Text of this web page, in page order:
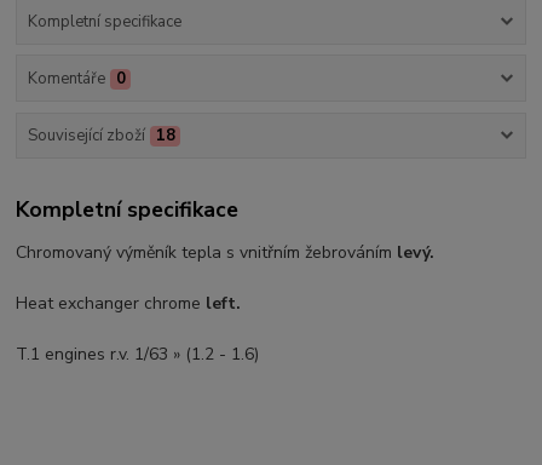
Kompletní specifikace
Komentáře 0
Související zboží 18
Kompletní specifikace
Chromovaný výměník tepla s vnitřním žebrováním levý.
Heat exchanger chrome left.
T.1 engines r.v. 1/63 » (1.2 - 1.6)